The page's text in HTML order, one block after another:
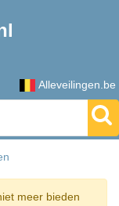
Alleveilingen.be
meer bieden